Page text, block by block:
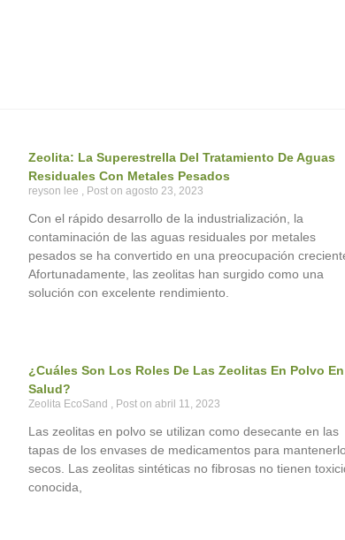
Zeolita: La Superestrella Del Tratamiento De Aguas
Residuales Con Metales Pesados
reyson lee agosto 23, 2023
Con el rápido desarrollo de la industrialización, la
contaminación de las aguas residuales por metales
pesados se ha convertido en una preocupación
Afortunadamente, las zeolitas han surgido como una
solución con excelente rendimiento.
¿Cuáles Son Los Roles De Las Zeolitas En Polvo
Salud?
Zeolita EcoSand abril 11, 2023
Las zeolitas en polvo se utilizan como desecante en las
tapas de los envases de medicamentos para
secos. Las zeolitas sintéticas no fibrosas no tienen
conocida,